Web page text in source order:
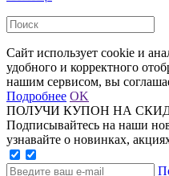
Сайт использует cookie и
удобного и корректного
нашим сервисом, вы
Подробнее OK
ПОЛУЧИ КУПОН НА
Подписывайтесь на наши
узнавайте о новинках,